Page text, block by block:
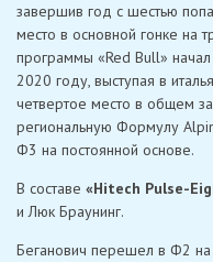
завершив год с шестью
место в основной гонке на
программы «Red Bull» начал
2020 году, выступая в
четвертое место в общем
региональную Формулу
Ф3 на постоянной основе.
В составе «Hitech Pulse-
и Люк Браунинг.
Беганович перешел в Ф2